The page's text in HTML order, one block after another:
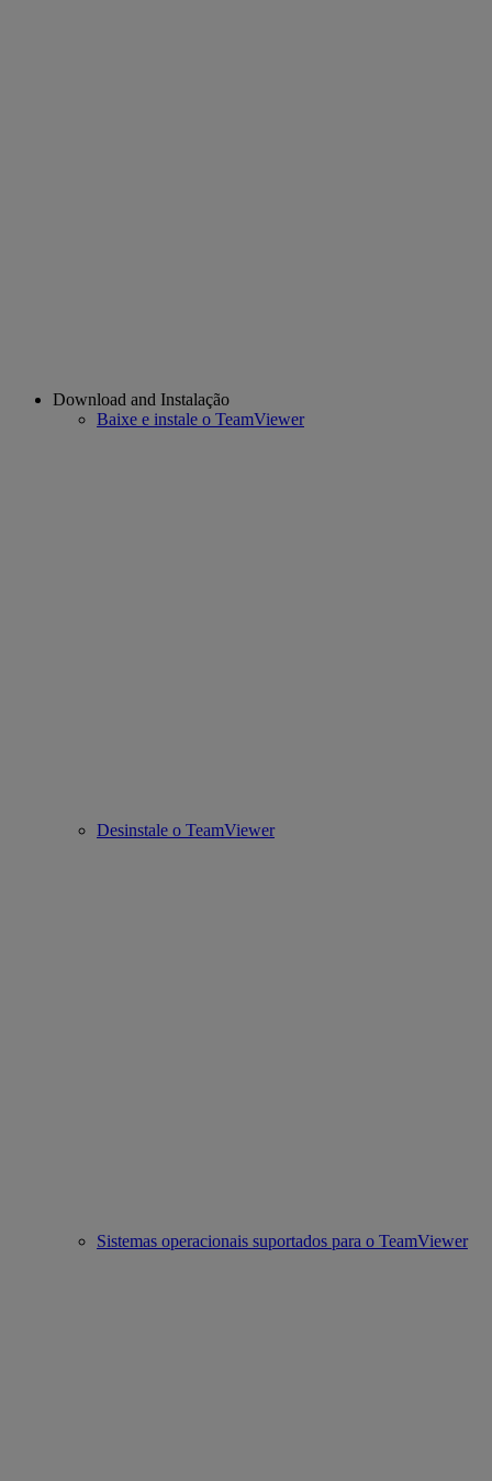
Download and Instalação
Baixe e instale o TeamViewer
Desinstale o TeamViewer
Sistemas operacionais suportados para o TeamViewer